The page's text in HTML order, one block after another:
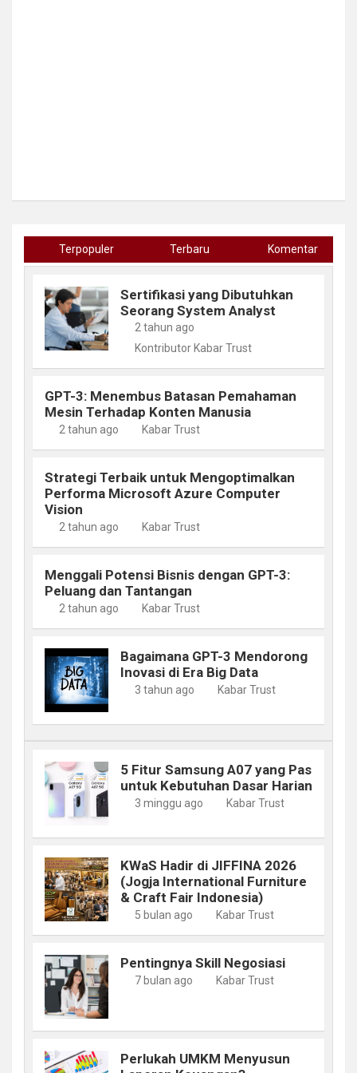
Terpopuler Terbaru Komentar
Sertifikasi yang Dibutuhkan
Seorang System Analyst
2 tahun ago
Kontributor Kabar Trust
GPT-3: Menembus Batasan Pemahaman
Mesin Terhadap Konten Manusia
2 tahun ago Kabar Trust
Strategi Terbaik untuk Mengoptimalkan
Performa Microsoft Azure Computer
Vision
2 tahun ago Kabar Trust
Menggali Potensi Bisnis dengan GPT-3:
Peluang dan Tantangan
2 tahun ago Kabar Trust
Bagaimana GPT-3 Mendorong
Inovasi di Era Big Data
3 tahun ago Kabar Trust
5 Fitur Samsung A07 yang Pas
untuk Kebutuhan Dasar Harian
3 minggu ago Kabar Trust
KWaS Hadir di JIFFINA 2026
(Jogja International Furniture
& Craft Fair Indonesia)
5 bulan ago Kabar Trust
Pentingnya Skill Negosiasi
7 bulan ago Kabar Trust
Perlukah UMKM Menyusun